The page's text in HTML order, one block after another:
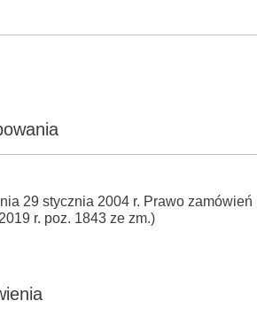
29 stycznia 2004 r. Prawo zamówień
r. poz. 1843 ze zm.)